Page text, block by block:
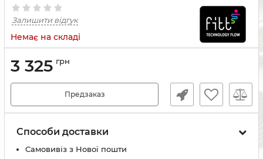
Залишити відгук
Немає на складі
3 325 грн
Предзаказ
Способи доставки
Самовивіз з Нової пошти